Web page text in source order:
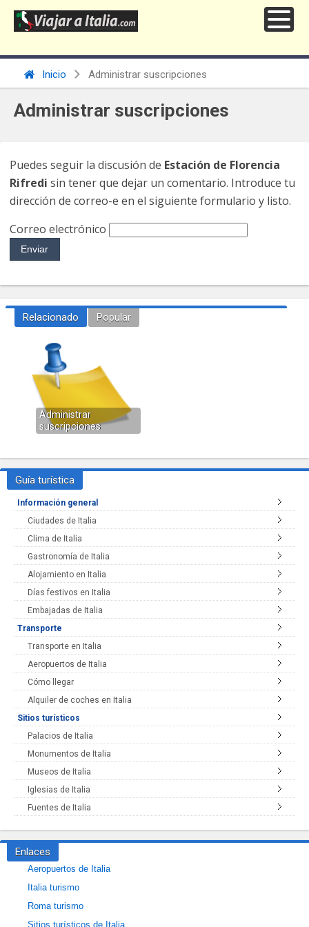
Inicio Administrar suscripciones
Administrar suscripciones
Puedes seguir la discusión de Estación de Florencia
Rifredi sin tener que dejar un comentario. Introduce tu
dirección de correo-e en el siguiente formulario y listo.
Correo electrónico
Relacionado Popular
Administrar
suscripciones
Guía turística
Información general
Ciudades de Italia
Clima de Italia
Gastronomía de Italia
Alojamiento en Italia
Días festivos en Italia
Embajadas de Italia
Transporte
Transporte en Italia
Aeropuertos de Italia
Cómo llegar
Alquiler de coches en Italia
Sitios turísticos
Palacios de Italia
Monumentos de Italia
Museos de Italia
Iglesias de Italia
Fuentes de Italia
Enlaces
Aeropuertos de Italia
Italia turismo
Roma turismo
Sitios turísticos de Italia